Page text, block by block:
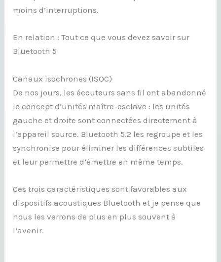
moins d’interruptions.
En relation : Tout ce que vous devez savoir sur
Bluetooth 5
Canaux isochrones (ISOC)
De nos jours, les écouteurs sans fil ont abandonné
le concept d’unités maître-esclave : les unités
gauche et droite sont connectées directement à
l’appareil source. Bluetooth 5.2 les regroupe et les
synchronise pour éliminer les différences subtiles
et leur permettre d’émettre en même temps.
Ces trois caractéristiques sont favorables aux
dispositifs acoustiques Bluetooth et je pense que
nous les verrons de plus en plus souvent à
l’avenir.